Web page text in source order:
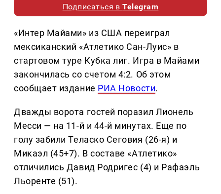
Подписаться вTelegram
«Интер Майами» из США переиграл
мексиканский «Атлетико Сан-Луис» в
стартовом туре Кубка лиг. Игра в Майами
закончилась со счетом 4:2. Об этом
сообщает издание РИА Новости.
Дважды ворота гостей поразил Лионель
Месси — на 11-й и 44-й минутах. Еще по
голу забили Теласко Сеговия (26-я) и
Микаэл (45+7). В составе «Атлетико»
отличились Давид Родригес (4) и Рафаэль
Льоренте (51).